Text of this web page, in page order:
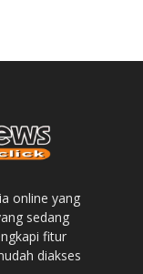
online yang
sedang
fitur
diakses